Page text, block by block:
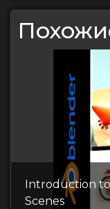
Introduction
Scenes